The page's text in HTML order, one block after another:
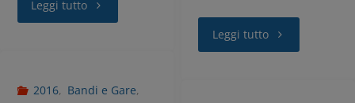
Leggi tutto
Leggi tutto
2016, Bandi e Gare,